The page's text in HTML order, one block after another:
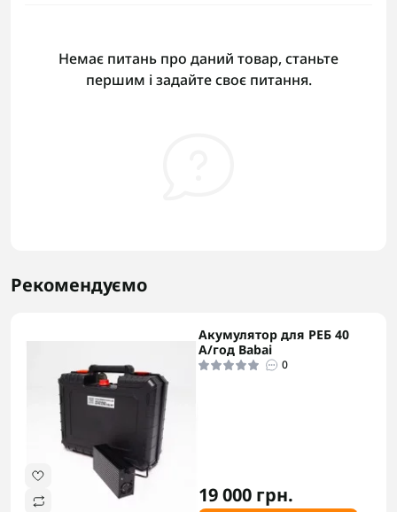
Немає питань про даний товар, станьте
першим і задайте своє питання.
Рекомендуємо
Акумулятор для РЕБ 40
А/год Babai
0
19 000 грн.